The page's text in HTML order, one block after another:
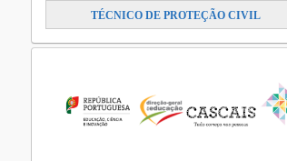
TÉCNICO DE PROTEÇÃO CIVIL